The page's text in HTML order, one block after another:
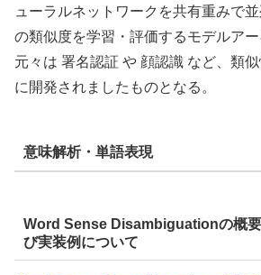
ューラルネットワークを共有重みで
の類似度を学習・評価するモデルアー
元々は 署名認証 や 顔認識 など、類
に開発されましたものとなる。
意味解析・単語表現
Word Sense Disambiguationの概
び実装例について